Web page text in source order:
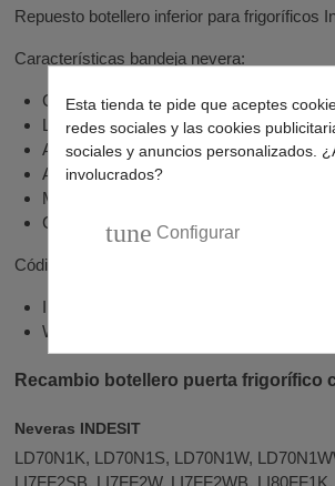
Repuesto botellero inferior para frigoríficos
Características bandeja nevera:
Compartimento: Inferior.
Largo: 470mm.
Ancho: 140mm.
Alto: 100mm.
Material: Plástico.
Color: Transparente.
Códigos originales:
Indesit:
Whirlpool:
Recambio botellero puerta frigorífico
Neveras INDESIT
LD70N1K, LD70N1S, LD70N1W,
LI7FF2SB, LI7FF2W, LI7FF2WB,
Esta tienda te pide que aceptes
redes sociales y las cookies
sociales y anuncios personalizados.
involucrados?
tune Configurar